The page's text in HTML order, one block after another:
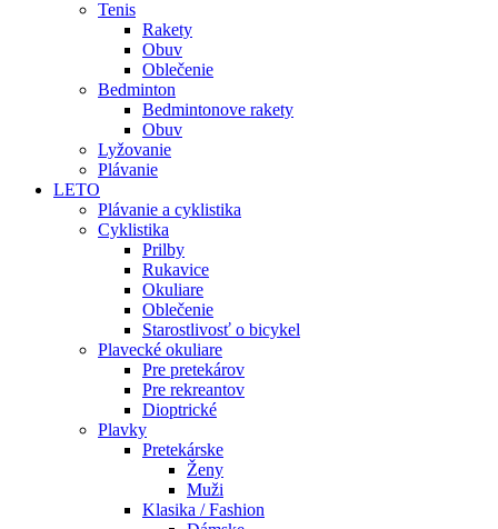
Tenis
Rakety
Obuv
Oblečenie
Bedminton
Bedmintonove rakety
Obuv
Lyžovanie
Plávanie
LETO
Plávanie a cyklistika
Cyklistika
Prilby
Rukavice
Okuliare
Oblečenie
Starostlivosť o bicykel
Plavecké okuliare
Pre pretekárov
Pre rekreantov
Dioptrické
Plavky
Pretekárske
Ženy
Muži
Klasika / Fashion